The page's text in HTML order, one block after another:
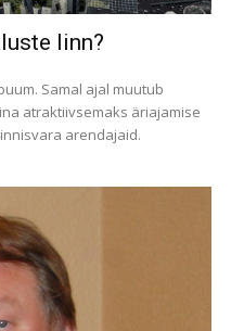
linn?
Samal ajal muutub
atraktiivsemaks äriajamise
arendajaid.